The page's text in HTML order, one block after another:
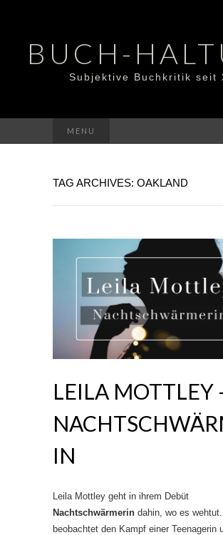
BUCH-
Subjektive Buchkritik seit
MENU
TAG ARCHIVES: OAKLAND
LEILA MOTTLEY
IN
Leila Mottley geht in ihrem Debüt
Nachtschwärmerin dahin, wo es
beobachtet den Kampf einer Teenagerin